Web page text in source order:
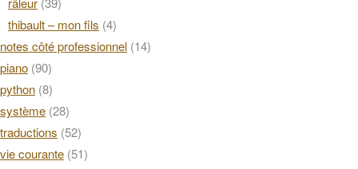
thibault – mon fils (4)
notes côté professionnel (14)
piano (90)
python (8)
système (28)
traductions (52)
vie courante (51)